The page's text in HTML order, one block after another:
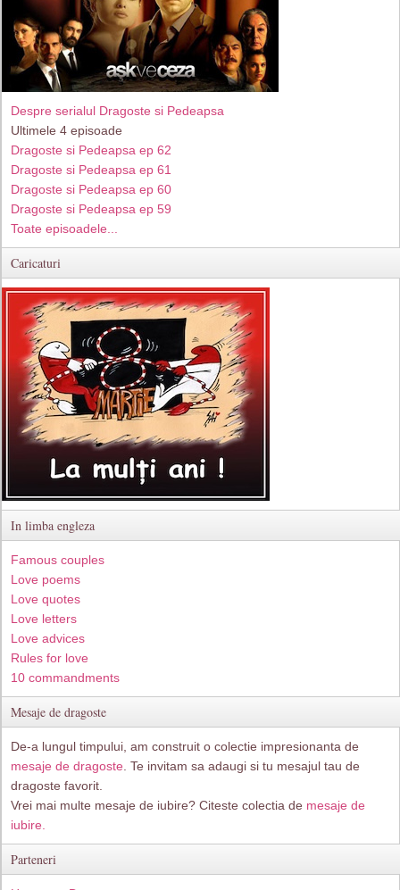
Despre serialul Dragoste si Pedeapsa
Ultimele 4 episoade
Dragoste si Pedeapsa ep 62
Dragoste si Pedeapsa ep 61
Dragoste si Pedeapsa ep 60
Dragoste si Pedeapsa ep 59
Toate episoadele...
Caricaturi
In limba engleza
Famous couples
Love poems
Love quotes
Love letters
Love advices
Rules for love
10 commandments
Mesaje de dragoste
De-a lungul timpului, am construit o colectie impresionanta de
mesaje de dragoste . Te invitam sa adaugi si tu mesajul tau de
dragoste favorit.
Vrei mai multe mesaje de iubire? Citeste colectia de mesaje de
iubire.
Parteneri